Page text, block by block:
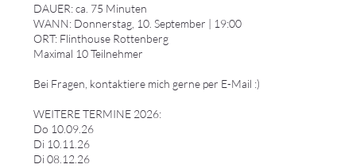
DAUER: ca. 75 Minuten
WANN: Donnerstag, 10. September | 19:00
ORT: Flinthouse Rottenberg
Maximal 10 Teilnehmer
Bei Fragen, kontaktiere mich gerne per E-Mail :)
WEITERE TERMINE 2026:
Do 10.09.26
Di 10.11.26
Di 08.12.26